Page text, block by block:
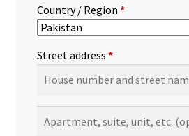
Country / Region *
Street address *
suite,